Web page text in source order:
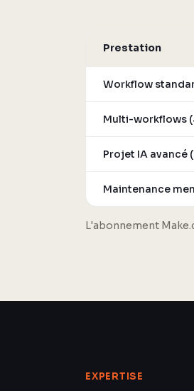
Prestation
Workflow
Multi-workflows
Projet IA avancé
Maintenance
L'abonnement
EXPERTISE